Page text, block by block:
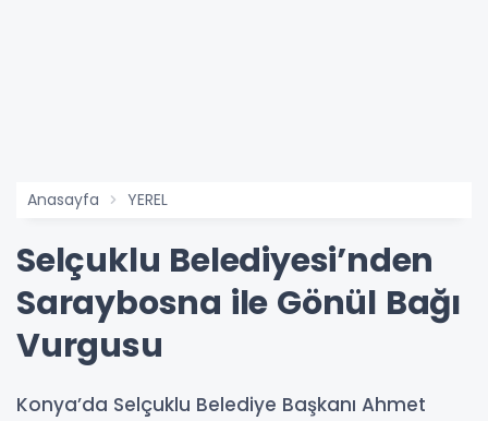
Anasayfa YEREL
Selçuklu Belediyesi’nden
Saraybosna ile Gönül Bağı
Vurgusu
Konya’da Selçuklu Belediye Başkanı Ahmet